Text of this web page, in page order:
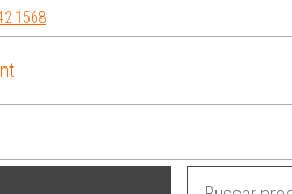
1568
Equipment